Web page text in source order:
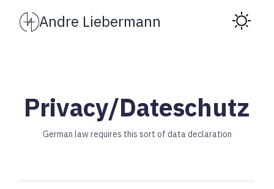
Andre Liebermann
Privacy/Dateschutz
German law requires this sort of data declaration